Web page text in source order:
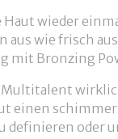
wieder
wie frisch
mit Bronzing
Multitalent
einen
oder